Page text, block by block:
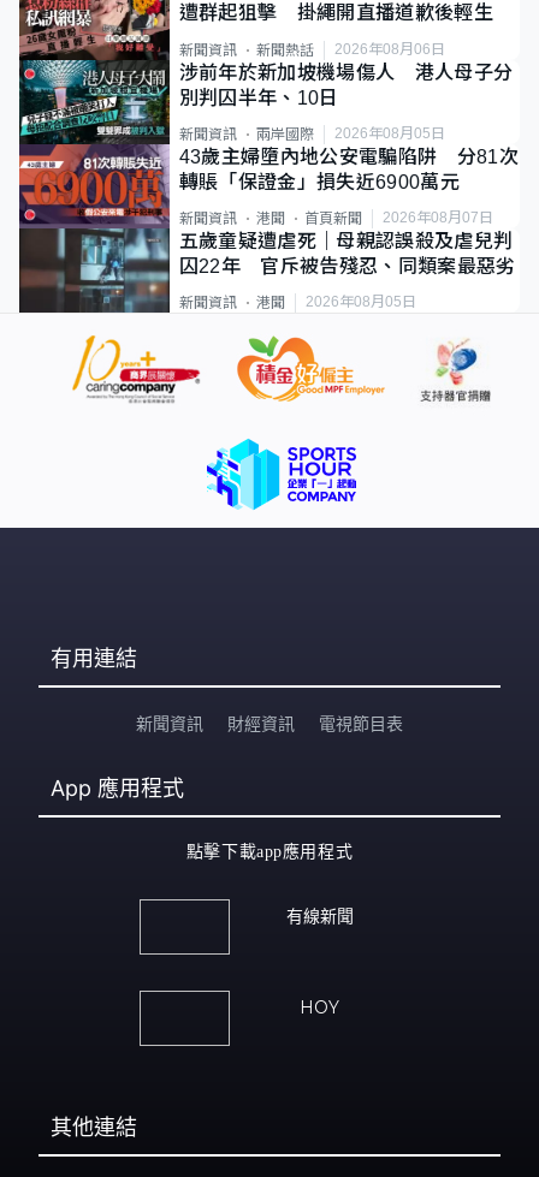
遭群起狙擊 掛繩開直播道歉後輕生
新聞資訊 新聞熱話 2026年08月06日
涉前年於新加坡機場傷人 港人母子分
別判囚半年、10日
新聞資訊 兩岸國際 2026年08月05日
43歲主婦墮內地公安電騙陷阱 分81次
轉賬「保證金」損失近6900萬元
新聞資訊 港聞 首頁新聞 2026年08月07日
五歲童疑遭虐死｜母親認誤殺及虐兒判
囚22年 官斥被告殘忍、同類案最惡劣
新聞資訊 港聞 2026年08月05日
有用連結
新聞資訊 財經資訊 電視節目表
App 應用程式
點擊下載app應用程式
有線新聞
HOY
其他連結